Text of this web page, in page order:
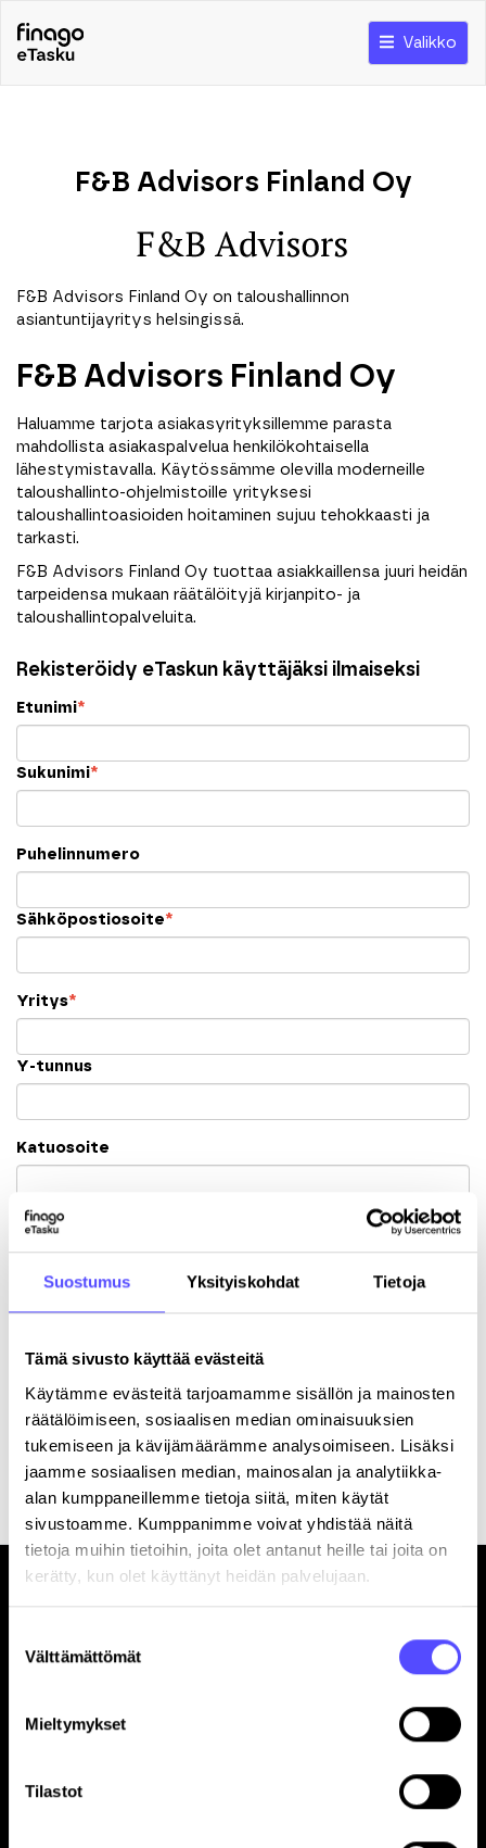
Suostumus Yksityiskohdat Tietoja
Tämä sivusto käyttää evästeitä
Käytämme evästeitä tarjoamamme sisällön ja mainosten
räätälöimiseen, sosiaalisen median ominaisuuksien
tukemiseen ja kävijämäärämme analysoimiseen. Lisäksi
jaamme sosiaalisen median, mainosalan ja analytiikka-
alan kumppaneillemme tietoja siitä, miten käytät
sivustoamme. Kumppanimme voivat yhdistää näitä
tietoja muihin tietoihin, joita olet antanut heille tai joita on
kerätty, kun olet käyttänyt heidän palvelujaan.
valinta
Välttämättömät
Mieltymykset
Tilastot
Valikko
F&B Advisors Finland Oy
F&B Advisors Finland Oy on taloushallinnon
asiantuntijayritys helsingissä.
F&B Advisors Finland Oy
Haluamme tarjota asiakasyrityksillemme parasta
mahdollista asiakaspalvelua henkilökohtaisella
lähestymistavalla. Käytössämme olevilla moderneille
taloushallinto-ohjelmistoille yrityksesi
taloushallintoasioiden hoitaminen sujuu tehokkaasti ja
tarkasti.
F&B Advisors Finland Oy tuottaa asiakkaillensa juuri heidän
tarpeidensa mukaan räätälöityjä kirjanpito- ja
taloushallintopalveluita.
Rekisteröidy eTaskun käyttäjäksi ilmaiseksi
Etunimi*
Sukunimi*
Puhelinnumero
Sähköpostiosoite*
Yritys*
Y-tunnus
Katuosoite
Postinumero
Kaupunki
Rekisteröitymällä hyväksyt palvelunkäyttöehdot.
Tilitoimistoille